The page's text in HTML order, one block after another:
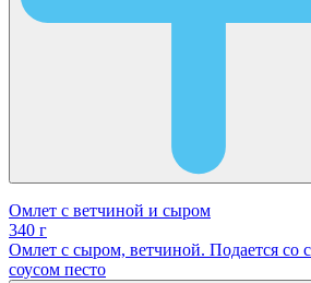
Омлет с ветчиной и сыром
340 г
Омлет с сыром, ветчиной. Подается со
соусом песто